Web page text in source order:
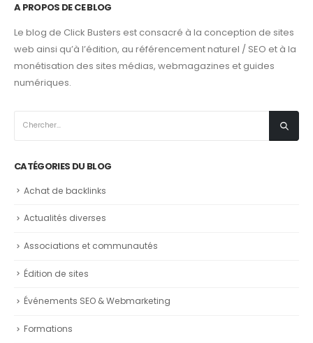
A PROPOS DE CE BLOG
Le blog de Click Busters est consacré à la conception de sites
web ainsi qu’à l’édition, au référencement naturel / SEO et à la
monétisation des sites médias, webmagazines et guides
numériques.
CATÉGORIES DU BLOG
Achat de backlinks
Actualités diverses
Associations et communautés
Édition de sites
Événements SEO & Webmarketing
Formations